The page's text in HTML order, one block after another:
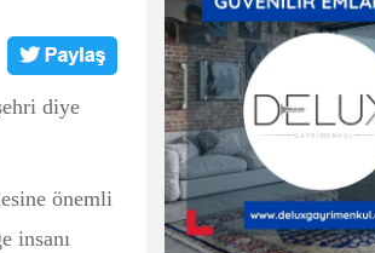
diye
önemli
insanı